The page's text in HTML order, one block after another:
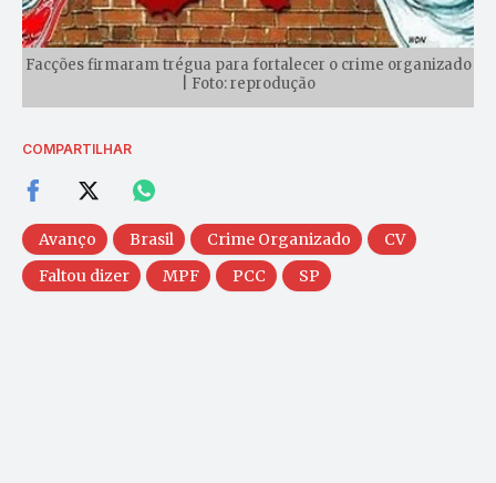
Facções firmaram trégua para fortalecer o crime organizado
| Foto: reprodução
COMPARTILHAR
Avanço Brasil Crime Organizado
CV
Faltou dizer
MPF PCC SP